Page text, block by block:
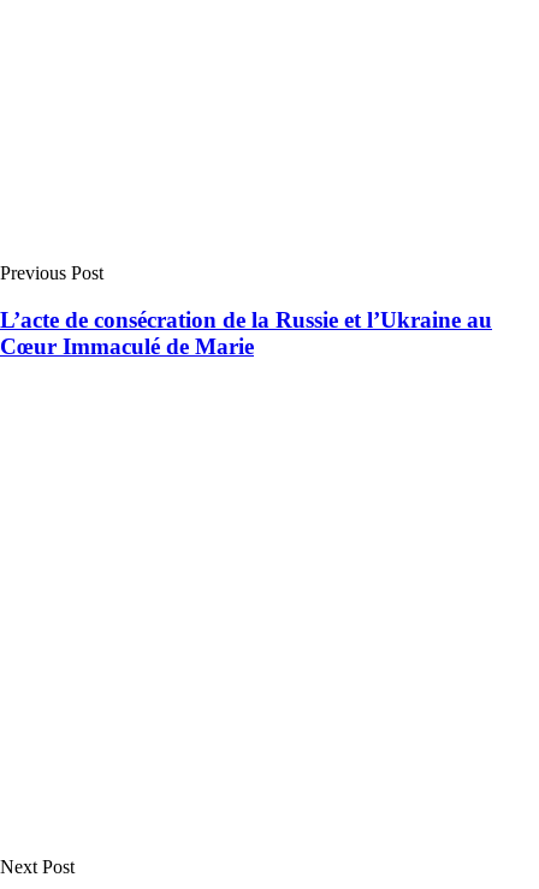
Previous Post
L’acte de consécration de la Russie et l’Ukraine au
Cœur Immaculé de Marie
Next Post